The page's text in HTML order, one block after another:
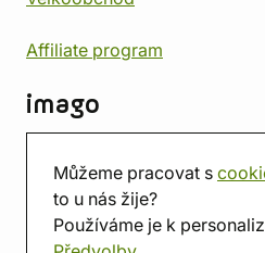
Můžeme pracovat s
to u nás žije?
Používáme je k
Affiliate program
imago
Prodejna
Herna
O nás